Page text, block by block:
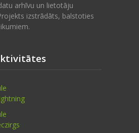
arhīvu un lietotāju
izstrādāts, balstoties